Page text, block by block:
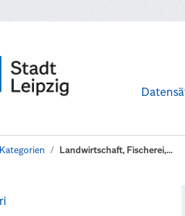
Kategorien Landwirtschaft, Fischerei,...